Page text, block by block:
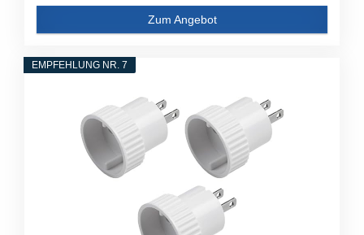
Zum Angebot
EMPFEHLUNG NR. 7